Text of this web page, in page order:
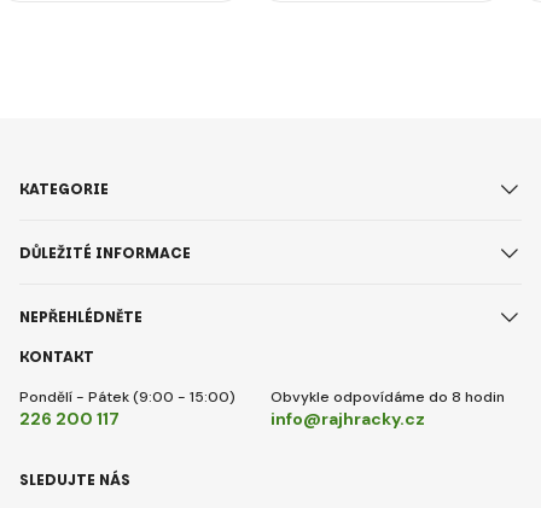
KONTAKT
Pondělí - Pátek (9:00 - 15:00)
226 200 117
Obvykle odpovídáme do 8 hodin
info@rajhracky.cz
KATEGORIE
DŮLEŽITÉ INFORMACE
NEPŘEHLÉDNĚTE
SLEDUJTE NÁS